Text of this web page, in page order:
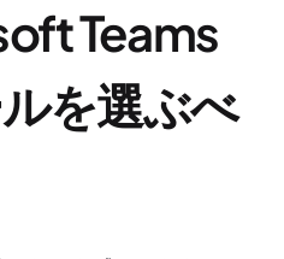
Teams
を選ぶべ